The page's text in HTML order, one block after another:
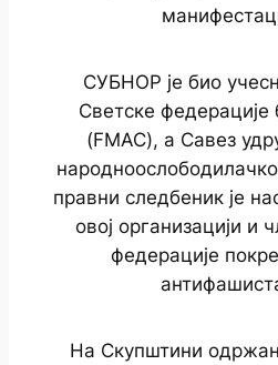
СУБНОР је био
Светске
(FMAC), а Савез
правни следбеник је
овој организацији и
федерације
На Скупштини